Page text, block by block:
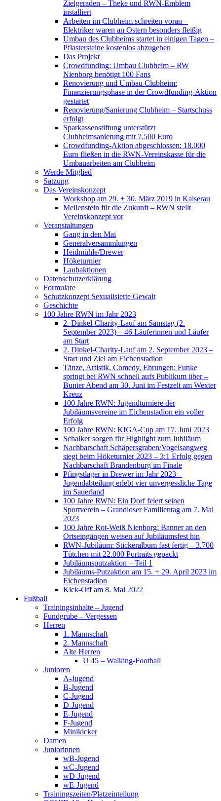
Zielgeraden – Theke und RWN-Emblem
installiert
Arbeiten im Clubheim schreiten voran –
Elektriker waren an Ostern besonders fleißig
Umbau des Clubheims startet in einigen Tagen –
Pflastersteine kostenlos abzugeben
Das Projekt
Crowdfunding: Umbau Clubheim – RW
Nienborg benötigt 100 Fans
Renovierung und Umbau Clubheim:
Finanzierungsphase in der Crowdfunding-Aktion
gestartet
Renovierung/Sanierung Clubheim – Startschuss
erfolgt
Sparkassenstiftung unterstützt
Clubheimsanierung mit 7.500 Euro
Crowdfunding-Aktion abgeschlossen: 18.000
Euro fließen in die RWN-Vereinskasse für die
Umbauarbeiten am Clubheim
Werde Mitglied
Satzung
Das Vereinskonzept
Workshop am 29. + 30. März 2019 in Kaiserau
Meilenstein für die Zukunft – RWN stellt
Vereinskonzept vor
Veranstaltungen
Gang in den Mai
Generalversammlungen
Heidmühle/Drewer
Höketurnier
Laubaktionen
Datenschutzerklärung
Formulare
Schutzkonzept Sexualisierte Gewalt
Geschichte
100 Jahre RWN im Jahr 2023
2. Dinkel-Charity-Lauf am Samstag (2.
September 2023) – 46 Läuferinnen und Läufer
am Start
2. Dinkel-Charity-Lauf am 2. September 2023 –
Start und Ziel am Eichenstadion
Tänze, Artistik, Comedy, Ehrungen: Funke
springt bei RWN schnell aufs Publikum über –
Bunter Abend am 30. Juni im Festzelt am Wexter
Kreuz
100 Jahre RWN: Jugendturniere der
Jubiläumsvereine im Eichenstadion ein voller
Erfolg
100 Jahre RWN: KIGA-Cup am 17. Juni 2023
Schalker sorgen für Highlight zum Jubiläum
Nachbarschaft Schäpersgraben/Vogelsangweg
siegt beim Höketurnier 2023 – 3:1 Erfolg gegen
Nachbarschaft Brandenburg im Finale
Pfingstlager in Drewer im Jahr 2023 –
Jugendabteilung erlebt vier unvergessliche Tage
im Sauerland
100 Jahre RWN: Ein Dorf feiert seinen
Sportverein – Grandioser Familientag am 7. Mai
2023
100 Jahre Rot-Weiß Nienborg: Banner an den
Ortseingängen weisen auf Jubiläumsfest hin
RWN-Jubiläum: Stickeralbum fast fertig – 3.700
Tütchen mit 22.000 Portraits gepackt
Jubiläumsputzaktion – Teil 1
Jubiläums-Putzaktion am 15. + 29. April 2023 im
Eichenstadion
Kick-Off am 8. Mai 2022
Fußball
Trainingsinhalte – Jugend
Fundgrube – Vergessen
Herren
1. Mannschaft
2. Mannschaft
Alte Herren
U 45 – Walking-Football
Junioren
A-Jugend
B-Jugend
C-Jugend
D-Jugend
E-Jugend
F-Jugend
Minikicker
Damen
Juniorinnen
wB-Jugend
wC-Jugend
wD-Jugend
wE-Jugend
Trainingszeiten/Platzeinteilung